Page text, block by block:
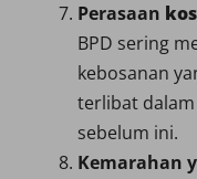
Perasaan
BPD sering
kebosanan
terlibat
sebelum ini.
Kemarahan